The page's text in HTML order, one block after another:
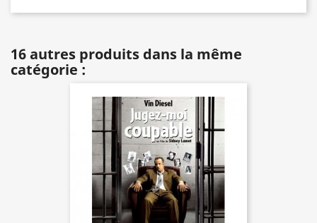
16 autres produits dans la même
catégorie :